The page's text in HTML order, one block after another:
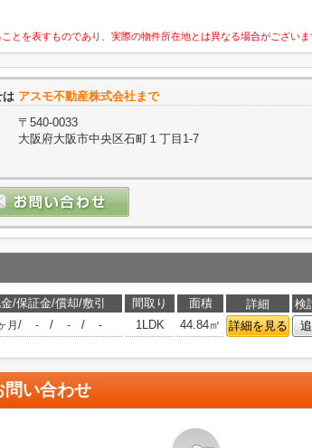
を表すものであり、実際の物件所在地とは異なる場合がございま
は アスモ不動産株式会社まで
〒540-0033
大阪府大阪市中央区石町１丁目1-7
/保証金/償却/敷引 間取り 面積 詳細
検
月 / - / - / - 1LDK 44.84㎡ 詳細を見る
問い合わせ